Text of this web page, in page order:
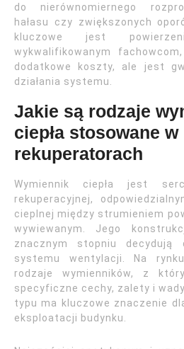
do nierównomiernego
hałasu czy zwiększonych
kluczowe jest
wykwalifikowanym
dodatkowe koszty, ale jest
działania systemu.
Jakie są rodzaje
ciepła stosowane w
rekuperatorach
Wymiennik ciepła jest
rekuperacyjnej,
cieplnej między strumieniem
wywiewanym. Jego
znacznym stopniu decydują
systemu wentylacji. Na
rodzaje wymienników, z
specyficzne cechy, zalety i
typu ma kluczowe znaczenie
eksploatacji budynku.